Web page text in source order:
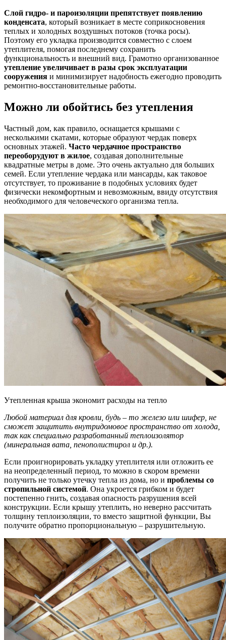
Слой гидро- и пароизоляции препятствует появлению
конденсата, который возникает в месте соприкосновения
теплых и холодных воздушных потоков (точка росы).
Поэтому его укладка производится совместно с слоем
утеплителя, помогая последнему сохранить
функциональность и внешний вид. Грамотно организованное
утепление увеличивает в разы срок эксплуатации
сооружения и минимизирует надобность ежегодно проводить
ремонтно-восстановительные работы.
Можно ли обойтись без утепления
Частный дом, как правило, оснащается крышами с
несколькими скатами, которые образуют чердак поверх
основных этажей. Часто чердачное пространство
переоборудуют в жилое, создавая дополнительные
квадратные метры в доме. Это очень актуально для больших
семей. Если утепление чердака или мансарды, как таковое
отсутствует, то проживание в подобных условиях будет
физически некомфортным и невозможным, ввиду отсутствия
необходимого для человеческого организма тепла.
Утепленная крыша экономит расходы на тепло
Любой материал для кровли, будь – то железо или шифер, не
сможет защитить внутридомовое пространство от холода,
так как специально разработанный теплоизолятор
(минеральная вата, пенополистирол и др.).
Если проигнорировать укладку утеплителя или отложить ее
на неопределенный период, то можно в скором времени
получить не только утечку тепла из дома, но и проблемы со
стропильной системой. Она укроется грибком и будет
постепенно гнить, создавая опасность разрушения всей
конструкции. Если крышу утеплить, но неверно рассчитать
толщину теплоизоляции, то вместо защитной функции, Вы
получите обратно пропорциональную – разрушительную.